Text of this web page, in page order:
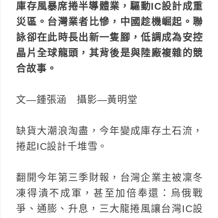
庫存風暴席捲半導體業，驅動IC設計成重
災區。台灣業者比慘，中國趁機崛起。聯
詠卻在此時長出新一隻腳，低調成為安控
晶片全球龍頭，其背後是與陸廠複雜的競
合故事。
文—鍾張涵 攝影—黃明堂
缺貨大潮浪淘盡，今年變成庫存土石流，
捲起IC設計千堆雪。
翻開今年第三季財報，台灣企業主被凜冬
凍得潰不成軍，甚至加倍奉還：烏俄戰
爭、通膨、升息，三大龍捲風讓台灣IC設